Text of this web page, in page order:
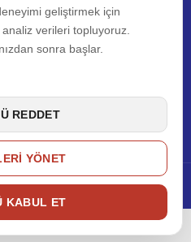
CREATED BYLETOON
geliştirmek için
verileri topluyoruz.
sonra başlar.
REDDET
YÖNET
KABUL ET